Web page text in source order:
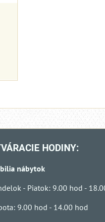
HODINY:
nábytok
- Piatok: 9.00 hod -
9.00 hod - 14.00 hod